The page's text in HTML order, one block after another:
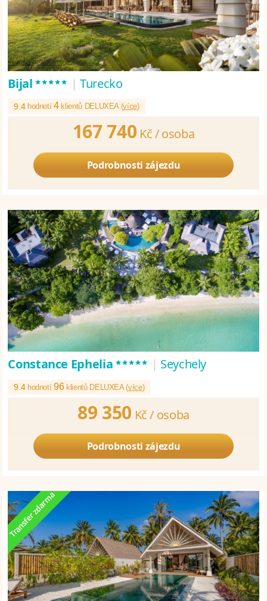
Bijal***** | Turecko
9.4 hodnotí4klientů DELUXEA (více)
167 740 Kč /osoba
Podrobnosti zájezdu
Constance Ephelia***** | Seychely
9.4 hodnotí96klientů DELUXEA (více)
89 350 Kč / osoba
Podrobnosti zájezdu